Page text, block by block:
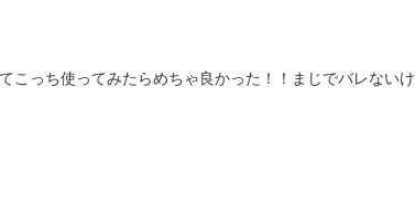
こっち使ってみたらめちゃ良かった！！まじでバレない